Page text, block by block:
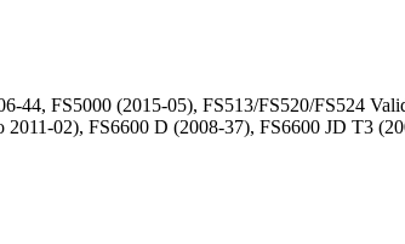
44, FS5000 (2015-05), FS513/FS520/FS524
02), FS6600 D (2008-37), FS6600 JD T3